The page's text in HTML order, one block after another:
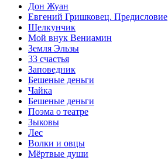
Дон Жуан
Евгений Гришковец. Предисловие
Щелкунчик
Мой внук Вениамин
Земля Эльзы
33 счастья
Заповедник
Бешеные деньги
Чайка
Бешеные деньги
Поэма о театре
Зыковы
Лес
Волки и овцы
Мёртвые души